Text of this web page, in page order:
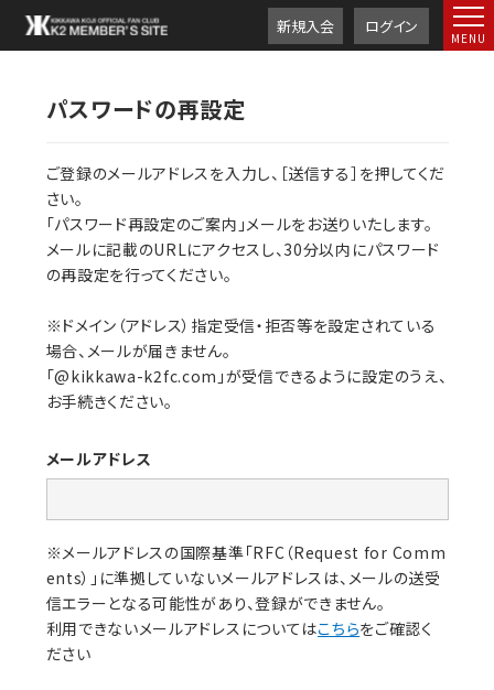
新規入会 ログイン
パスワードの再設定
ご登録のメールアドレスを入力し、［送信する］を押してくだ
さい。
「パスワード再設定のご案内」メールをお送りいたします。
メールに記載のURLにアクセスし、30分以内にパスワード
の再設定を行ってください。
※ドメイン（アドレス）指定受信・拒否等を設定されている
場合、メールが届きません。
「@kikkawa-k2fc.com」が受信できるように設定のうえ、
お手続きください。
メールアドレス
※メールアドレスの国際基準「RFC（Request for Comm
ents）」に準拠していないメールアドレスは、メールの送受
信エラーとなる可能性があり、登録ができません。
利用できないメールアドレスについてはこちらをご確認く
ださい